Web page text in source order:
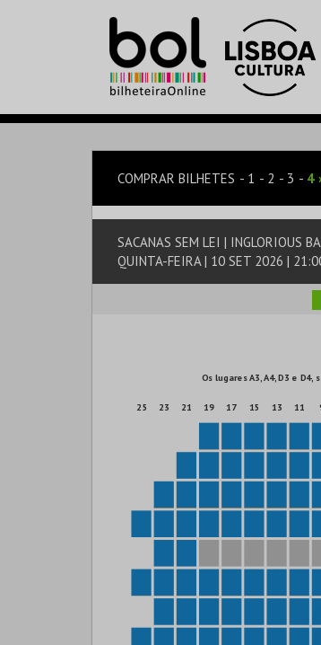
COMPRAR BILHETES 1 2 3 4
SACANAS SEM LEI | INGLORIOUS
QUINTA-FEIRA | 10 SET 2026 |
Os lugares A3, A4, D3 e
25 23 21 19 17 15 13 11